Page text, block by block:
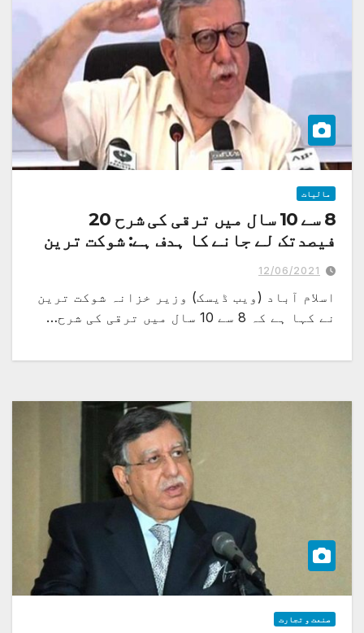
مالیات
8 سے 10 سال میں ترقی کی شرح 20
فیصدتک لے جانے کا ہدف ہے: شوکت ترین
12/06/2021
اسلام آباد (ویب ڈیسک) وزیر خزانہ شوکت ترین
نے کہا ہے کہ 8 سے 10 سال میں ترقی کی شرح…
صنعت و تجارت